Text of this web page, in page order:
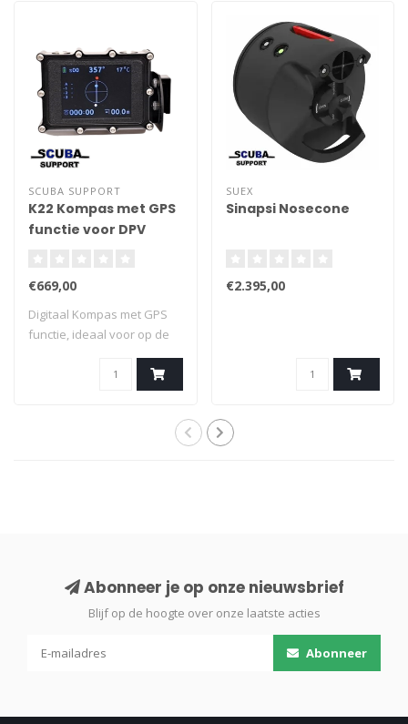
SCUBA SUPPORT
K22 Kompas met GPS
functie voor DPV
€669,00
Digitaal Kompas met GPS
functie, ideaal voor op de
SUEX
Sinapsi Nosecone
€2.395,00
Abonneer je op onze nieuwsbrief
Blijf op de hoogte over onze laatste acties
Abonneer